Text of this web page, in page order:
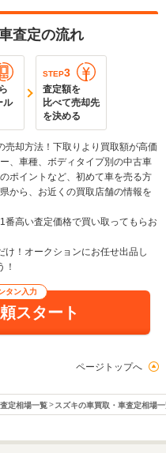
査定の流れ
ル
STEP3
査定額を
比べて売却先
を決める
却方法！下取りより買取額が高価
、車種、ボディタイプ別の中古車
ポイントなど、初めて車を売る方
から、お近くの買取店舗の情報を
番高い査定価格で買い取ってもらお
け！オークションにお任せ出品し
！
タン入力
スタート
ページトップへ
定相場一覧 スズキの車買取・車査定相場